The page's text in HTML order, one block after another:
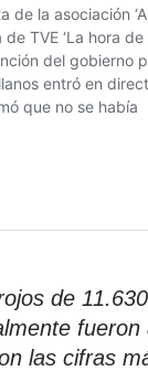
de
las cifras